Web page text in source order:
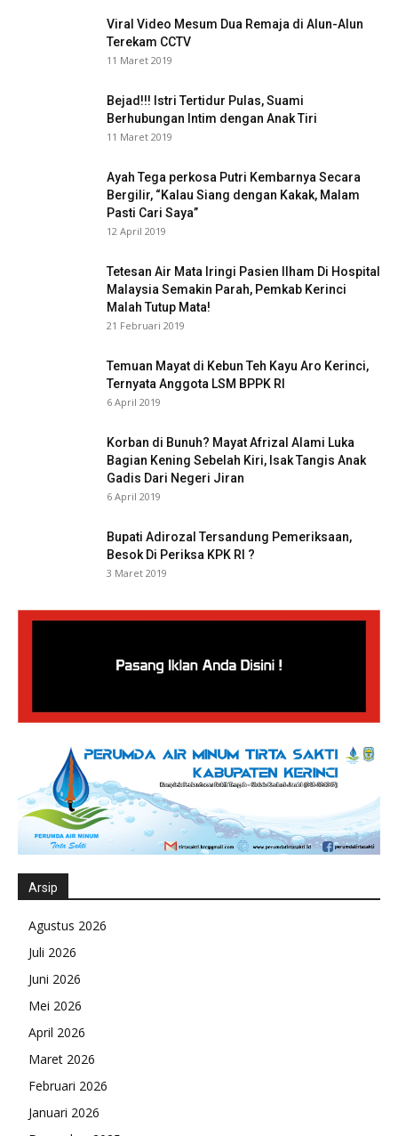
Viral Video Mesum Dua Remaja di Alun-Alun
Terekam CCTV
11 Maret 2019
Bejad!!! Istri Tertidur Pulas, Suami
Berhubungan Intim dengan Anak Tiri
11 Maret 2019
Ayah Tega perkosa Putri Kembarnya Secara
Bergilir, “Kalau Siang dengan Kakak, Malam
Pasti Cari Saya”
12 April 2019
Tetesan Air Mata Iringi Pasien Ilham Di Hospital
Malaysia Semakin Parah, Pemkab Kerinci
Malah Tutup Mata!
21 Februari 2019
Temuan Mayat di Kebun Teh Kayu Aro Kerinci,
Ternyata Anggota LSM BPPK RI
6 April 2019
Korban di Bunuh? Mayat Afrizal Alami Luka
Bagian Kening Sebelah Kiri, Isak Tangis Anak
Gadis Dari Negeri Jiran
6 April 2019
Bupati Adirozal Tersandung Pemeriksaan,
Besok Di Periksa KPK RI ?
3 Maret 2019
Arsip
Agustus 2026
Juli 2026
Juni 2026
Mei 2026
April 2026
Maret 2026
Februari 2026
Januari 2026